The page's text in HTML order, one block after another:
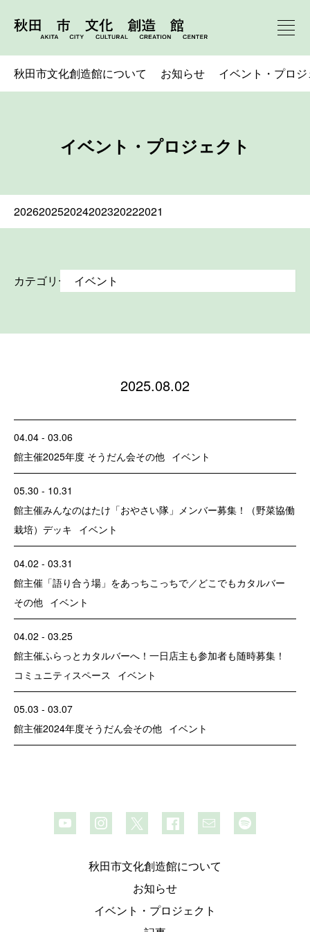
秋田市文化創造館について お知らせ イベント・プロ
イベント・プロジェクト
202620252024202320222021
カテゴリー
2025.08.02
04.04 - 03.06
館主催2025年度 そうだん会その他 イベント
05.30 - 10.31
館主催みんなのはたけ「おやさい隊」メンバー募集！（野菜協働
栽培） デッキ イベント
04.02 - 03.31
館主催 「語り合う場」をあっちこっちで／どこでもカタルバー
その他 イベント
04.02 - 03.25
館主催ふらっとカタルバーへ！一日店主も参加者も随時募集！
コミュニティスペース
イベント
05.03 - 03.07
館主催2024年度そうだん会その他 イベント
秋田市文化創造館について
お知らせ
イベント・プロジェクト